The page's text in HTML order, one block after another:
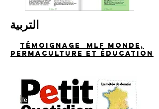
التربية
Témoignage MLF Monde,
permaculture et éducation